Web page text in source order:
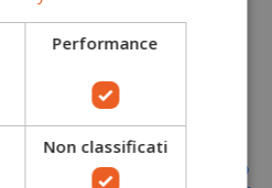
al carrello
-17,00 €
Performance
Non classificati